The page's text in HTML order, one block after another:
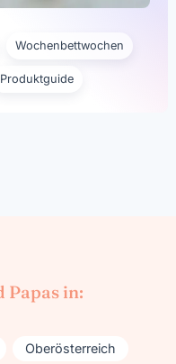
Wochenbettwochen
Produktguide
Papas in:
Oberösterreich